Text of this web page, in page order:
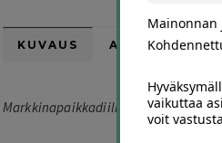
KUVAUS ARVIOT (0)
Markkinapaikkadiili*
Mainonnan
vaikuttaa
voit